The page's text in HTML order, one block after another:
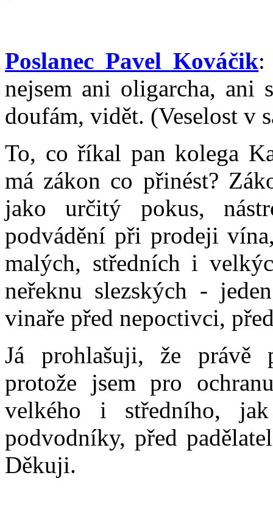
Poslanec Pavel Kováčik:
nejsem ani oligarcha, ani
doufám, vidět. (Veselost v
To, co říkal pan kolega
má zákon co přinést?
jako určitý pokus,
podvádění při prodeji
malých, středních i
neřeknu slezských -
vinaře před nepoctivci,
Já prohlašuji, že právě
protože jsem pro
velkého i středního,
podvodníky, před
Děkuji.